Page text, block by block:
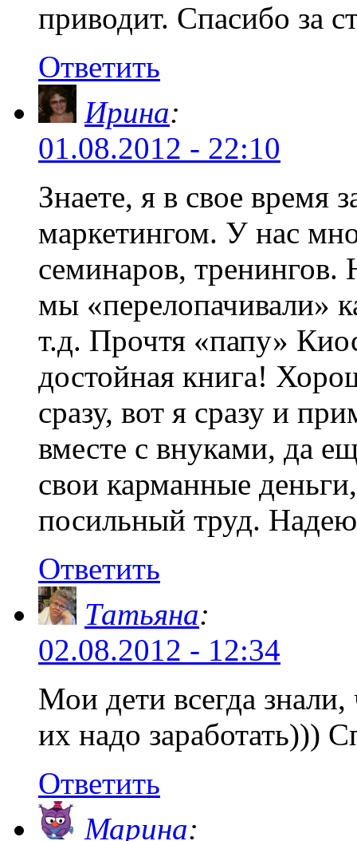
приводит. Спасибо за
Ответить
Ирина:
01.08.2012 - 22:10
Знаете, я в свое время
маркетингом. У нас
семинаров, тренингов.
мы «перелопачивали»
т.д. Прочтя «папу»
достойная книга!
сразу, вот я сразу и
вместе с внуками, да
свои карманные
посильный труд.
Ответить
Татьяна:
02.08.2012 - 12:34
Мои дети всегда знали,
их надо заработать)))
Ответить
Марина: